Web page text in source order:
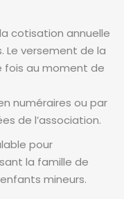
cotisation annuelle
Le versement de la
fois au moment de
numéraires ou par
de l’association.
pour
la famille de
mineurs.